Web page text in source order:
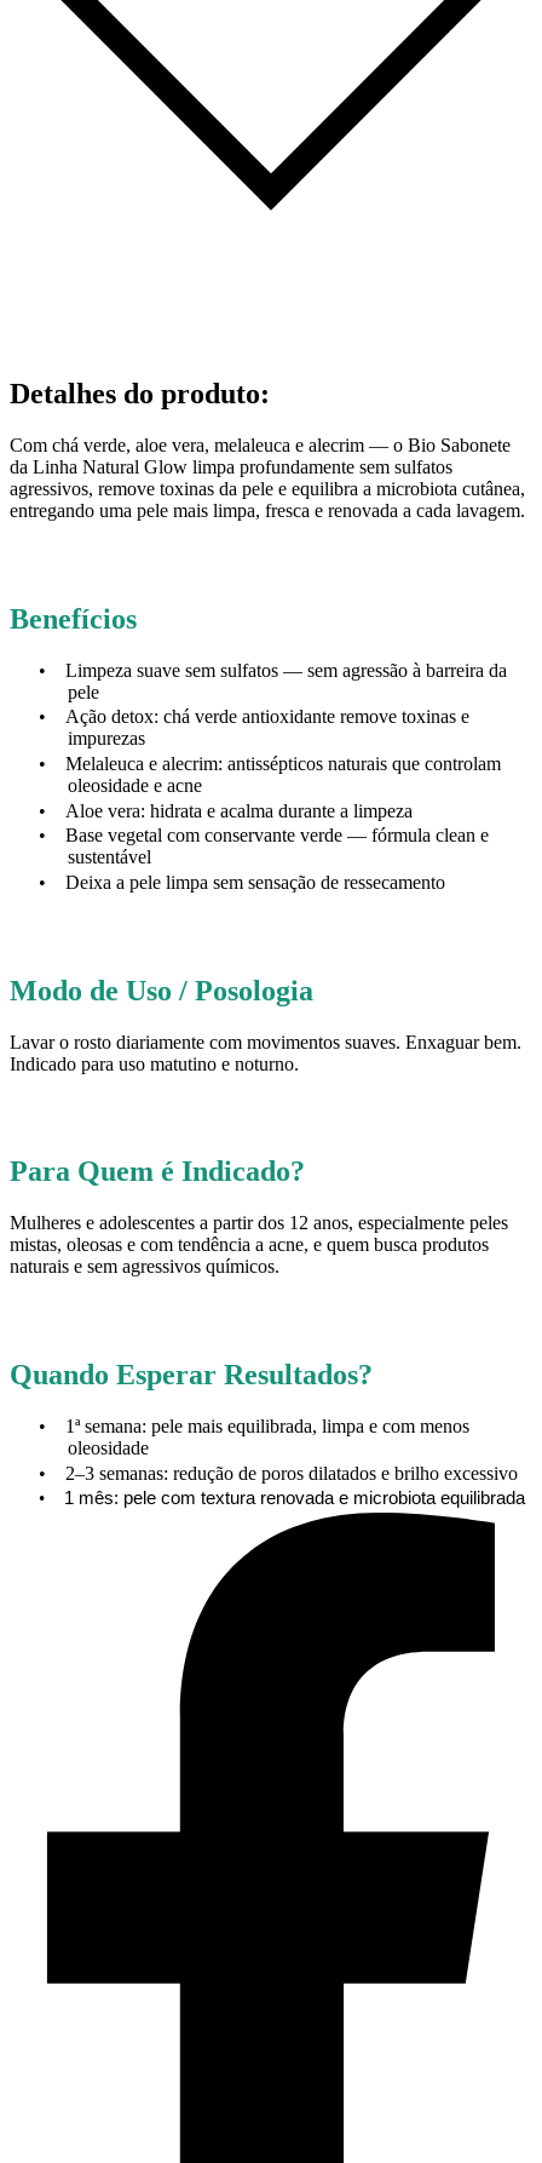
Detalhes do produto:
Com chá verde, aloe vera, melaleuca e alecrim — o Bio Sabonete
da Linha Natural Glow limpa profundamente sem sulfatos
agressivos, remove toxinas da pele e equilibra a microbiota cutânea,
entregando uma pele mais limpa, fresca e renovada a cada lavagem.
Benefícios
•
Limpeza suave sem sulfatos — sem agressão à barreira da
pele
•
Ação detox: chá verde antioxidante remove toxinas e
impurezas
•
Melaleuca e alecrim: antissépticos naturais que controlam
oleosidade e acne
•
Aloe vera: hidrata e acalma durante a limpeza
•
Base vegetal com conservante verde — fórmula clean e
sustentável
•
Deixa a pele limpa sem sensação de ressecamento
Modo de Uso / Posologia
Lavar o rosto diariamente com movimentos suaves. Enxaguar bem.
Indicado para uso matutino e noturno.
Para Quem é Indicado?
Mulheres e adolescentes a partir dos 12 anos, especialmente peles
mistas, oleosas e com tendência a acne, e quem busca produtos
naturais e sem agressivos químicos.
Quando Esperar Resultados?
•
1ª semana: pele mais equilibrada, limpa e com menos
oleosidade
•
2–3 semanas: redução de poros dilatados e brilho excessivo
• 1 mês: pele com textura renovada e microbiota equilibrada